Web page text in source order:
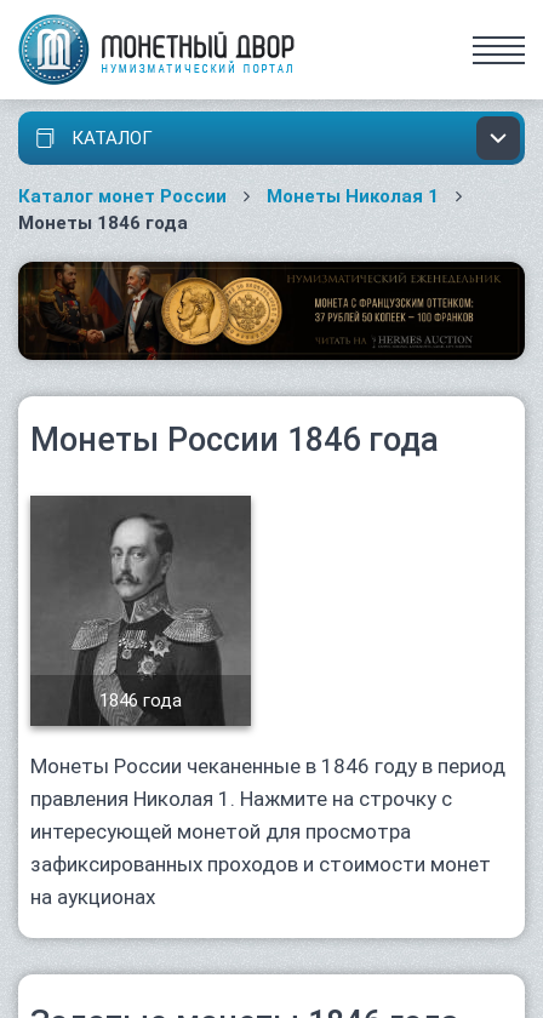
КАТАЛОГ
Каталог монет России
Монеты Николая 1
Монеты 1846 года
Монеты России 1846 года
1846 года
Монеты России чеканенные в 1846 году в период
правления Николая 1. Нажмите на строчку с
интересующей монетой для просмотра
зафиксированных проходов и стоимости монет
на аукционах